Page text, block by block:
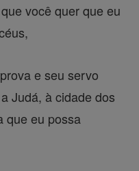
você quer que eu
e seu servo
Judá, à cidade dos
que eu possa